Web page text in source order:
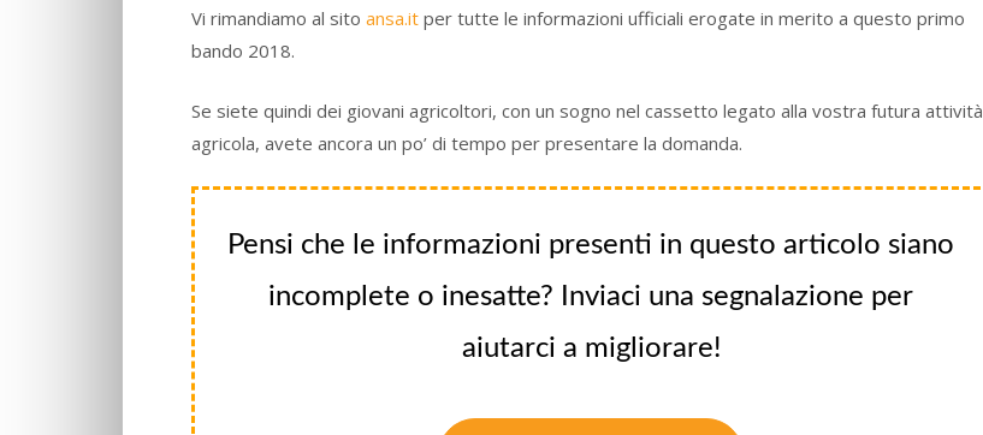
Vi rimandiamo al sito ansa.it per tutte le informazioni ufficiali erogate in merito a questo primo
bando 2018.
Se siete quindi dei giovani agricoltori, con un sogno nel cassetto legato alla vostra futura attività
agricola, avete ancora un po’ di tempo per presentare la domanda.
Pensi che le informazioni presenti in questo articolo siano
incomplete o inesatte? Inviaci una segnalazione per
aiutarci a migliorare!